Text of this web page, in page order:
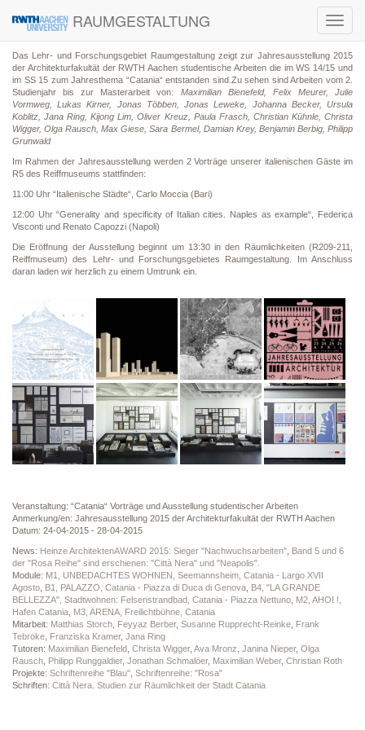
RAUMGESTALTUNG
Das Lehr- und Forschungsgebiet Raumgestaltung zeigt zur Jahresausstellung 2015
der Architekturfakultät der RWTH Aachen studentische Arbeiten die im WS 14/15 und
im SS 15 zum Jahresthema “Catania“ entstanden sind.Zu sehen sind Arbeiten vom 2.
Studienjahr bis zur Masterarbeit von: Maximilian Bienefeld, Felix Meurer, Julie
Vormweg, Lukas Kirner, Jonas Többen, Jonas Leweke, Johanna Becker, Ursula
Koblitz, Jana Ring, Kijong Lim, Oliver Kreuz, Paula Frasch, Christian Kühnle, Christa
Wigger, Olga Rausch, Max Giese, Sara Bermel, Damian Krey, Benjamin Berbig, Philipp
Grunwald
Im Rahmen der Jahresausstellung werden 2 Vorträge unserer italienischen Gäste im
R5 des Reiffmuseums stattfinden:
11:00 Uhr “Italienische Städte“, Carlo Moccia (Bari)
12:00 Uhr “Generality and specificity of Italian cities. Naples as example“, Federica
Visconti und Renato Capozzi (Napoli)
Die Eröffnung der Ausstellung beginnt um 13:30 in den Räumlichkeiten (R209-211,
Reiffmuseum) des Lehr- und Forschungsgebietes Raumgestaltung. Im Anschluss
daran laden wir herzlich zu einem Umtrunk ein.
Veranstaltung: “Catania“ Vorträge und Ausstellung studentischer Arbeiten
Anmerkung/en: Jahresausstellung 2015 der Architekturfakultät der RWTH Aachen
Datum: 24-04-2015 - 28-04-2015
News: Heinze ArchitektenAWARD 2015: Sieger "Nachwuchsarbeiten" Band 5 und 6
der "Rosa Reihe" sind erschienen: "Città Nera" und "Neapolis".
Module: M1, UNBEDACHTES WOHNEN, Seemannsheim, Catania - Largo XVII
Agosto B1, PALAZZO, Catania - Piazza di Duca di Genova B4, "LA GRANDE
BELLEZZA", Stadtwohnen: Felsenstrandbad, Catania - Piazza Nettuno M2, AHOI !,
Hafen Catania M3, ARENA, Freilichtbühne, Catania
Mitarbeit: Matthias Storch Feyyaz Berber, Susanne Rupprecht-Reinke Frank
Tebroke Franziska Kramer, Jana Ring
Tutoren: Maximilian Bienefeld Christa Wigger, Ava Mronz Janina Nieper, Olga
Rausch Philipp Runggaldier, Jonathan Schmalöer, Maximilian Weber, Christian Roth
Projekte: Schriftenreihe "Blau" Schriftenreihe: "Rosa"
Schriften: Città Nera. Studien zur Räumlichkeit der Stadt Catania